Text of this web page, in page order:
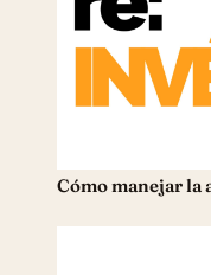
Cómo manejar la